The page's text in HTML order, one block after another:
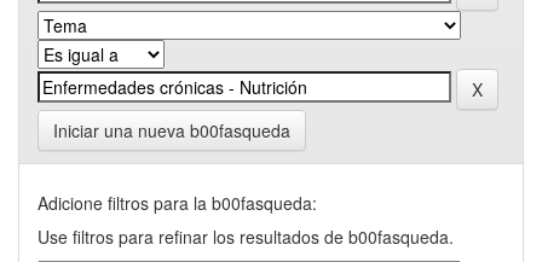
Iniciar una nueva b00fasqueda
Adicione filtros para la b00fasqueda:
Use filtros para refinar los resultados de b00fasqueda.